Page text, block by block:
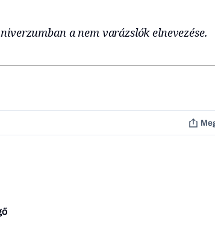
a nem varázslók elnevezése.